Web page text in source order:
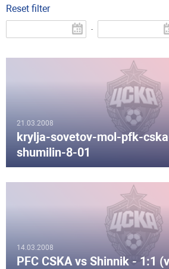
Reset filter
-
21.03.2008
krylja-sovetov-mol-pfk-
shumilin-8-01
14.03.2008
PFC CSKA vs Shinnik - 1:1